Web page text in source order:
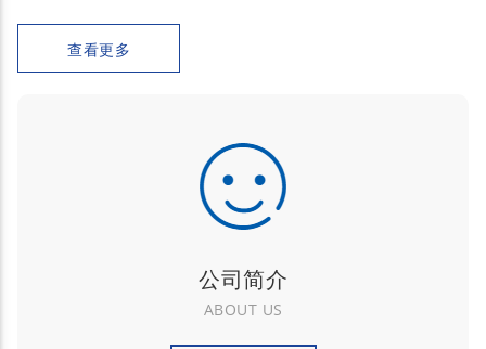
查看更多
公司简介
ABOUT US